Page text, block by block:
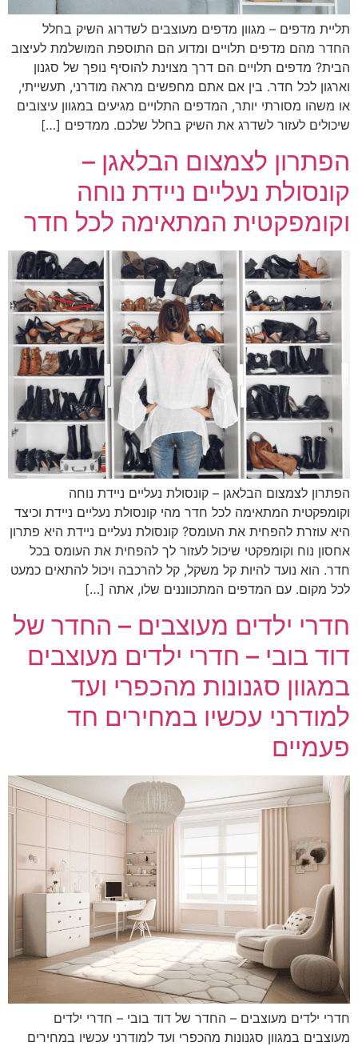
תליית מדפים – מגוון מדפים מעוצבים לשדרוג השיק בחלל
החדר מהם מדפים תלויים ומדוע הם התוספת המושלמת לעיצוב
הבית? מדפים תלויים הם דרך מצוינת להוסיף נופך של סגנון
וארגון לכל חדר. בין אם אתם מחפשים מראה מודרני, תעשייתי,
או משהו מסורתי יותר, המדפים התלויים מגיעים במגוון עיצובים
שיכולים לעזור לשדרג את השיק בחלל שלכם. ממדפים […]
הפתרון לצמצום הבלאגן –
קונסולת נעליים ניידת נוחה
וקומפקטית המתאימה לכל חדר
הפתרון לצמצום הבלאגן – קונסולת נעליים ניידת נוחה
וקומפקטית המתאימה לכל חדר מהי קונסולת נעליים ניידת וכיצד
היא עוזרת להפחית את העומס? קונסולת נעליים ניידת היא פתרון
אחסון נוח וקומפקטי שיכול לעזור לך להפחית את העומס בכל
חדר. הוא נועד להיות קל משקל, קל להרכבה ויכול להתאים כמעט
לכל מקום. עם המדפים המתכווננים שלו, אתה […]
חדרי ילדים מעוצבים – החדר של
דוד בובי – חדרי ילדים מעוצבים
במגוון סגנונות מהכפרי ועד
למודרני עכשיו במחירים חד
פעמיים
חדרי ילדים מעוצבים – החדר של דוד בובי – חדרי ילדים
מעוצבים במגוון סגנונות מהכפרי ועד למודרני עכשיו במחירים